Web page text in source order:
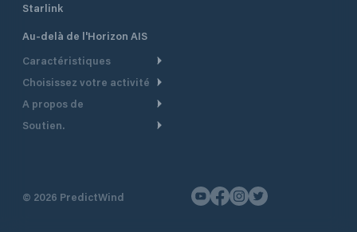
Starlink
Au-delà de l'Horizon AIS
Caractéristiques
Routage Météo
Routage bateau à moteur
Suivi GPS
Choisissez votre activité
Croisière
A propos de
Aperçu
Soutien.
Nous contacter
© 2026 PredictWind